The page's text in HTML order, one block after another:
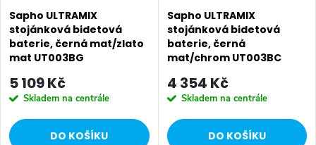
Sapho ULTRAMIX
stojánková bidetová
baterie, černá mat/zlato
mat UT003BG
5 109 Kč
Skladem na centrále
DO KOŠÍKU
Sapho ULTRAMIX
stojánková bidetová
baterie, černá
mat/chrom UT003BC
4 354 Kč
Skladem na centrále
DO KOŠÍKU